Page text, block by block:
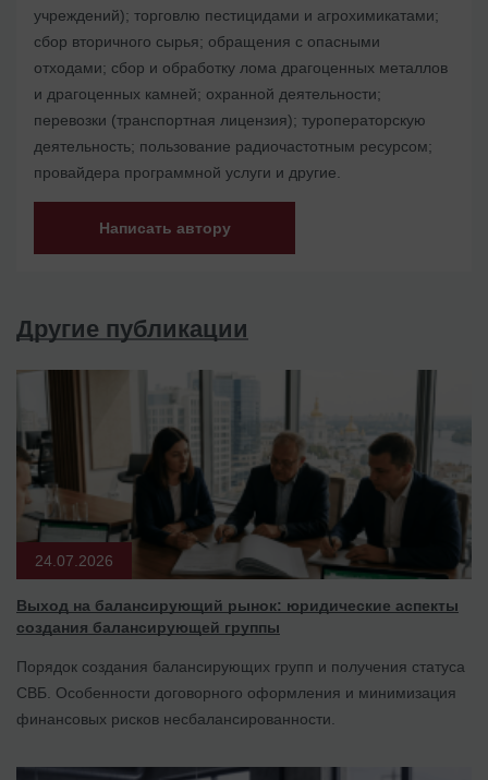
учреждений); торговлю пестицидами и агрохимикатами;
сбор вторичного сырья; обращения с опасными
отходами; сбор и обработку лома драгоценных металлов
и драгоценных камней; охранной деятельности;
перевозки (транспортная лицензия); туроператорскую
деятельность; пользование радиочастотным ресурсом;
провайдера программной услуги и другие.
Написать автору
Другие публикации
24.07.2026
Выход на балансирующий рынок: юридические аспекты
создания балансирующей группы
Порядок создания балансирующих групп и получения статуса
СВБ. Особенности договорного оформления и минимизация
финансовых рисков несбалансированности.